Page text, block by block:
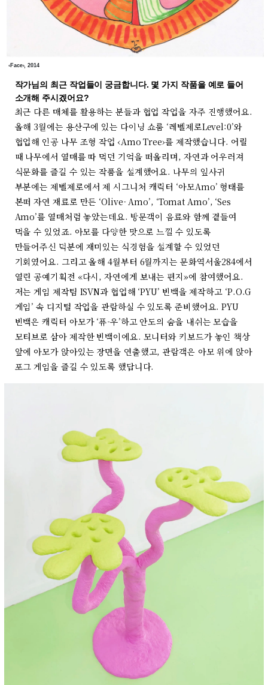
‹Face›, 2014
작가님의 최근 작업들이 궁금합니다. 몇 가지 작품을 예로 들어
소개해 주시겠어요?
최근 다른 매체를 활용하는 분들과 협업 작업을 자주 진행했어요.
올해 3월에는 용산구에 있는 다이닝 쇼룸 ‘레벨제로Level:0’와
협업해 인공 나무 조형 작업 ‹Amo Tree›를 제작했습니다. 어릴
때 나무에서 열매를 따 먹던 기억을 떠올리며, 자연과 어우러져
식문화를 즐길 수 있는 작품을 설계했어요. 나무의 잎사귀
부분에는 제벨제로에서 제 시그니처 캐릭터 ‘아모Amo’ 형태를
본떠 자연 재료로 만든 ‘Olive- Amo’, ‘Tomat Amo’, ‘Ses
Amo’를 열매처럼 놓았는데요. 방문객이 음료와 함께 곁들여
먹을 수 있었죠. 아모를 다양한 맛으로 느낄 수 있도록
만들어주신 덕분에 재미있는 식경험을 설계할 수 있었던
기회였어요. 그리고 올해 4월부터 6월까지는 문화역서울284에서
열린 공예기획전 «다시, 자연에게 보내는 편지»에 참여했어요.
저는 게임 제작팀 ISVN과 협업해 ‘PYU’ 빈백을 제작하고 ‘P.O.G
게임’ 속 디지털 작업을 관람하실 수 있도록 준비했어요. PYU
빈백은 캐릭터 아모가 ‘퓨-우’하고 안도의 숨을 내쉬는 모습을
모티브로 삼아 제작한 빈백이에요. 모니터와 키보드가 놓인 책상
앞에 아모가 앉아있는 장면을 연출했고, 관람객은 아모 위에 앉아
포그 게임을 즐길 수 있도록 했답니다.